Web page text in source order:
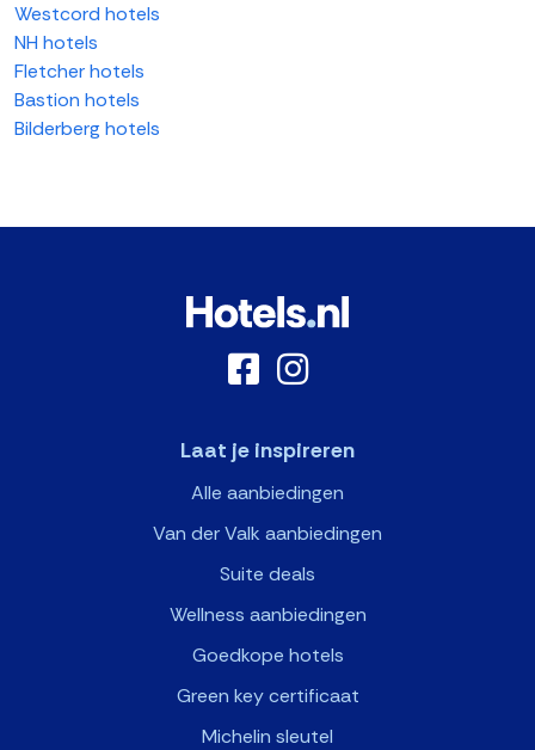
Westcord hotels
NH hotels
Fletcher hotels
Bastion hotels
Bilderberg hotels
Laat je inspireren
Alle aanbiedingen
Van der Valk aanbiedingen
Suite deals
Wellness aanbiedingen
Goedkope hotels
Green key certificaat
Michelin sleutel